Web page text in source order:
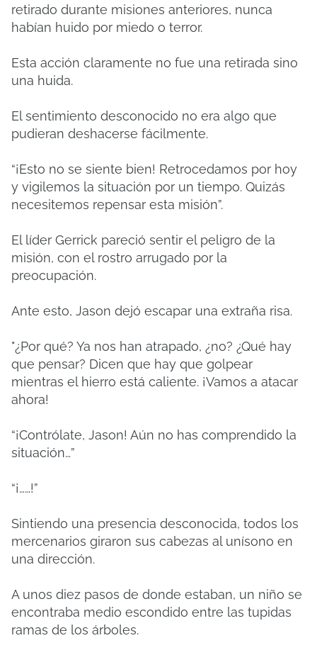
retirado durante misiones anteriores, nunca
habían huido por miedo o terror.
Esta acción claramente no fue una retirada sino
una huida.
El sentimiento desconocido no era algo que
pudieran deshacerse fácilmente.
“¡Esto no se siente bien! Retrocedamos por hoy
y vigilemos la situación por un tiempo. Quizás
necesitemos repensar esta misión”.
El líder Gerrick pareció sentir el peligro de la
misión, con el rostro arrugado por la
preocupación.
Ante esto, Jason dejó escapar una extraña risa.
"¿Por qué? Ya nos han atrapado, ¿no? ¿Qué hay
que pensar? Dicen que hay que golpear
mientras el hierro está caliente. ¡Vamos a atacar
ahora!
“¡Contrólate, Jason! Aún no has comprendido la
situación…”
“¡……!”
Sintiendo una presencia desconocida, todos los
mercenarios giraron sus cabezas al unísono en
una dirección.
A unos diez pasos de donde estaban, un niño se
encontraba medio escondido entre las tupidas
ramas de los árboles.